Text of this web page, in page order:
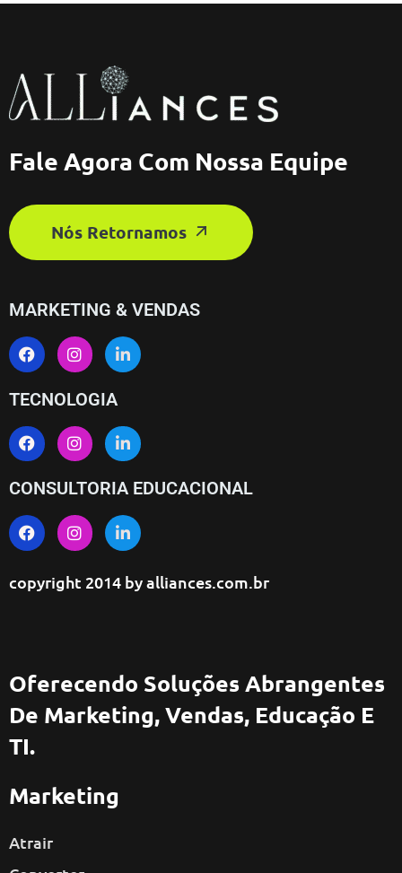
Fale Agora Com Nossa Equipe
Nós Retornamos
MARKETING & VENDAS
TECNOLOGIA
CONSULTORIA EDUCACIONAL
copyright 2014 byalliances.com.br
Oferecendo Soluções Abrangentes
De Marketing, Vendas, Educação E
TI.
Marketing
Atrair